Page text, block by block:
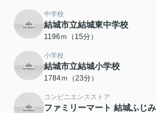
中学校
結城市立結城東中学校
1196ｍ（15分）
小学校
結城市立結城小学校
1784ｍ（23分）
コンビニエンスストア
ファミリーマート 結城ふじ